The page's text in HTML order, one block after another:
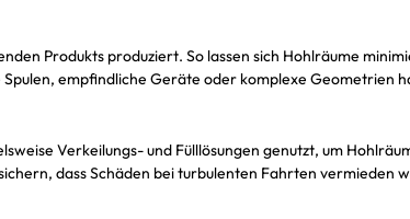
Produkts produziert. So lassen sich Hohlräume
empfindliche Geräte oder komplexe Geometrien
Verkeilungs- und Fülllösungen genutzt, um
dass Schäden bei turbulenten Fahrten vermieden